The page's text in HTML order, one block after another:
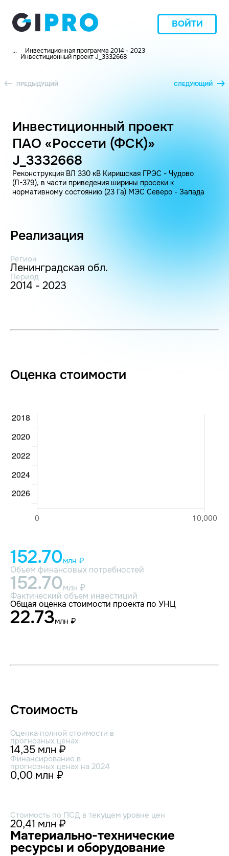
ВОЙТИ
... Инвестиционная программа 2014 - 2023
Инвестиционный проект J_3332668
ПРЕДЫДУЩИЙ СЛЕДУЮЩИЙ
Инвестиционный проект
ПАО «Россети (ФСК)»
J_3332668
Реконструкция ВЛ 330 кВ Киришская ГРЭС - Чудово
(Л-379), в части приведения ширины просеки к
нормативному состоянию (23 Га) МЭС Северо - Запада
Реализация
Регион
Ленинградская обл.
Период
2014 - 2023
Оценка стоимости
152.70млн ₽
Объем финансовых потребностей
152.70млн ₽
Фактический объем инвестиций
Общая оценка стоимости проекта по УНЦ
22.73млн ₽
Стоимость
Оценка полной стоимости в
прогнозных ценах
14,35 млн ₽
Финансирование в
прогнозных ценах на 2024
0,00 млн ₽
Стоимость по ПСД в текущем уровне цен
20,41 млн ₽
Материально-технические
ресурсы и оборудование